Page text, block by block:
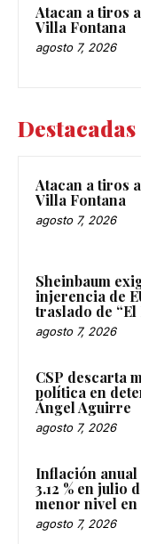
Atacan a tiros
Villa Fontana
agosto 7, 2026
Destacadas
Atacan a tiros
Villa Fontana
agosto 7, 2026
Sheinbaum
injerencia de
traslado de “El
agosto 7, 2026
CSP descarta
política en
Ángel Aguirre
agosto 7, 2026
Inflación anual
3.12 % en julio
menor nivel en
agosto 7, 2026